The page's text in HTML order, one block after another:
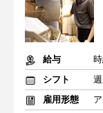
給与
シフト
雇用形態